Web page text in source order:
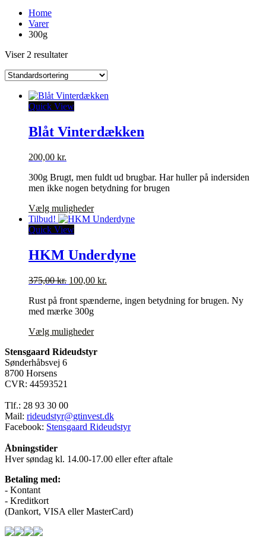
Home
Varer
300g
Viser 2 resultater
Quick View
Blåt Vinterdækken
200,00 kr.
300g Brugt, men fuldt ud brugbar. Har huller på indersiden
men ikke nogen betydning for brugen
Vælg mulighederDette
vare
varianter.
Mulighederne
vælges
varesiden
Tilbud!
Quick View
HKM Underdyne
375,00kr. Den
pris
var:
100,00 kr.
pris
Rust på front spænderne, ingen betydning for brugen. Ny
med mærke 300g
Vælg mulighederDette
har
på
varesiden
Stensgaard Rideudstyr
Sønderhåbsvej 6
8700 Horsens
CVR: 44593521
Tlf.: 28 93 30 00
Mail: rideudstyr@gtinvest.dk
Facebook: Stensgaard Rideudstyr
Åbningstider
Hver søndag kl. 14.00-17.00 eller efter aftale
Betaling med:
- Kontant
- Kreditkort
(Dankort, VISA eller MasterCard)